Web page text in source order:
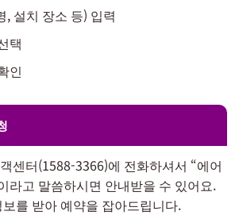
, 설치 장소 등) 입력
택
인
센터(1588-3366)에 전화하셔서 “에어
라고 말씀하시면 안내받을 수 있어요.
를 받아 예약을 잡아드립니다.